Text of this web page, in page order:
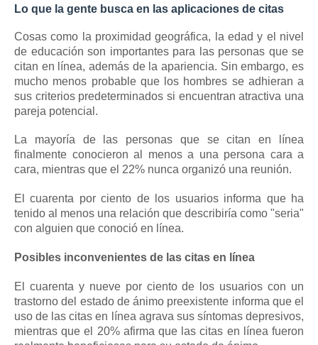
Lo que la gente busca en las aplicaciones de citas
Cosas como la proximidad geográfica, la edad y el nivel
de educación son importantes para las personas que se
citan en línea, además de la apariencia. Sin embargo, es
mucho menos probable que los hombres se adhieran a
sus criterios predeterminados si encuentran atractiva una
pareja potencial.
La mayoría de las personas que se citan en línea
finalmente conocieron al menos a una persona cara a
cara, mientras que el 22% nunca organizó una reunión.
El cuarenta por ciento de los usuarios informa que ha
tenido al menos una relación que describiría como "seria"
con alguien que conoció en línea.
Posibles inconvenientes de las citas en línea
El cuarenta y nueve por ciento de los usuarios con un
trastorno del estado de ánimo preexistente informa que el
uso de las citas en línea agrava sus síntomas depresivos,
mientras que el 20% afirma que las citas en línea fueron